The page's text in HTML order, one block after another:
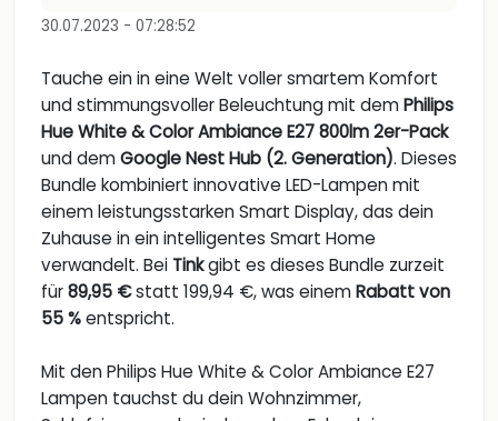
30.07.2023 - 07:28:52
Tauche ein in eine Welt voller smartem Komfort
und stimmungsvoller Beleuchtung mit demPhilips
Hue White & Color Ambiance E27 800lm 2er-Pack
und demGoogle Nest Hub (2. Generation). Dieses
Bundle kombiniert innovative LED-Lampen mit
einem leistungsstarken Smart Display, das dein
Zuhause in ein intelligentes Smart Home
verwandelt. Bei Tinkgibt es dieses Bundle zurzeit
für89,95 €statt 199,94 €, was einemRabatt von
55 %entspricht.
Mit den Philips Hue White & Color Ambiance E27
Lampen tauchst du dein Wohnzimmer,